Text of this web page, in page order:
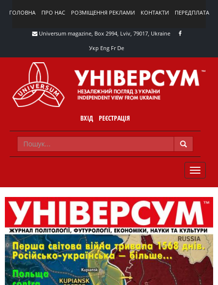
ГОЛОВНА ПРО НАС РОЗМІЩЕННЯ РЕКЛАМИ КОНТАКТИ ПЕРЕДПЛАТА
Universum magazine, Box 2994, Lviv, 79017, Ukraine
Укр Eng FrDe
ВХІД РЕЄСТРАЦІЯ
TOGGLE